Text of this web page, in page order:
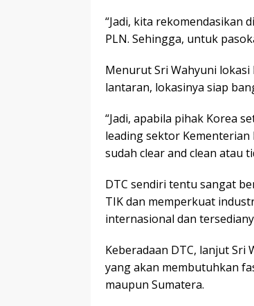
“Jadi, kita rekomendasikan
PLN. Sehingga, untuk
Menurut Sri Wahyuni lokasi
lantaran, lokasinya siap
“Jadi, apabila pihak Korea
leading sektor Kementerian
sudah clear and clean atau
DTC sendiri tentu sangat
TIK dan memperkuat
internasional dan
Keberadaan DTC, lanjut
yang akan membutuhkan
maupun Sumatera.